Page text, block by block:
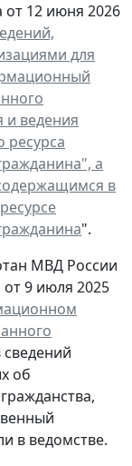
12 июня 2026
для
ведения
ресурса
а
в
".
МВД России
9 июля 2025
об
в ведомстве.